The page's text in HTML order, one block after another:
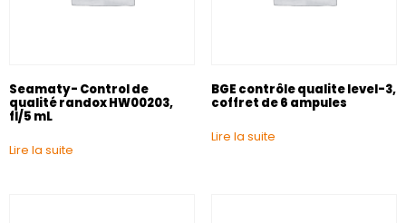
Seamaty- Control de
qualité randox HW00203,
fl/5 mL
Lire la suite
BGE contrôle qualite level-3,
coffret de 6 ampules
Lire la suite